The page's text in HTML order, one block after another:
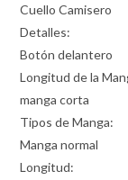
Cuello Camisero
Detalles:
Botón delantero
Longitud de la
manga corta
Tipos de Manga:
Manga normal
Longitud: